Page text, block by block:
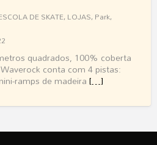
DE SKATE, LOJAS, Park,
quadrados, 100% coberta
conta com 4 pistas:
ramps de madeira[…]